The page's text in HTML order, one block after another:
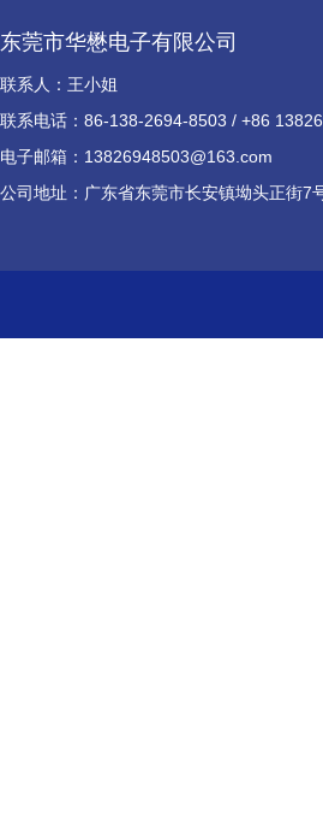
东莞市华懋电子有限公司
联系人：王小姐
联系电话：86-138-2694-8503 / +86
电子邮箱：13826948503@163.com
公司地址：广东省东莞市长安镇坳头正街7